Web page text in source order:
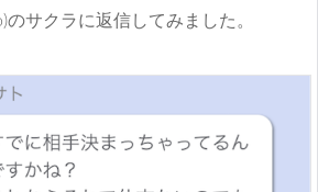
のサクラに返信してみました。